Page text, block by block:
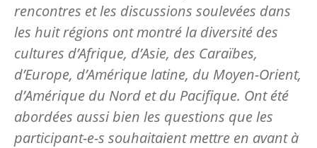
rencontres et les discussions soulevées dans
les huit régions ont montré la diversité des
cultures d’Afrique, d’Asie, des Caraïbes,
d’Europe, d’Amérique latine, du Moyen-Orient,
d’Amérique du Nord et du Pacifique. Ont été
abordées aussi bien les questions que les
participant-e-s souhaitaient mettre en avant à